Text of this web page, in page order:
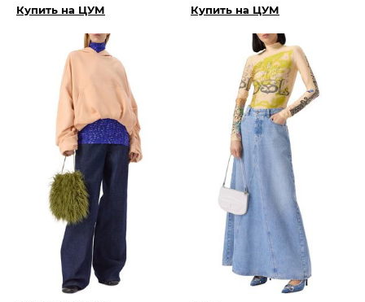
Купить на ЦУМ Купить на ЦУМ